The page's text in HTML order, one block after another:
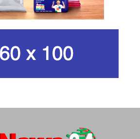
ইরানের সর্বোচ্চ ধর্মীয় নেতা খামেনি নিহত
গান দিয়ে তারুণ্যে আধুনিকতা আনতে